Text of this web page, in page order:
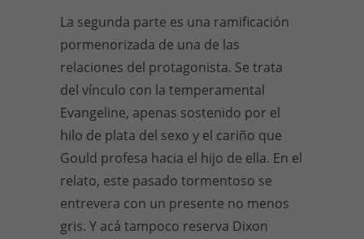
La segunda parte es una ramificación
pormenorizada de una de las
relaciones del protagonista. Se trata
del vínculo con la temperamental
Evangeline, apenas sostenido por el
hilo de plata del sexo y el cariño que
Gould profesa hacia el hijo de ella. En el
relato, este pasado tormentoso se
entrevera con un presente no menos
gris. Y acá tampoco reserva Dixon